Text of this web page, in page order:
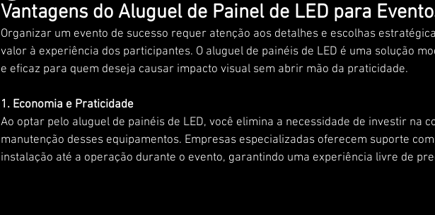
Vantagens do Aluguel de Painel de LED para
Organizar um evento de sucesso requer atenção aos detalhes e escolhas
valor à experiência dos participantes. O aluguel de painéis de LED é uma solução
e eficaz para quem deseja causar impacto visual sem abrir mão da praticidade.
1. Economia e Praticidade
Ao optar pelo aluguel de painéis de LED, você elimina a necessidade de investir na
manutenção desses equipamentos. Empresas especializadas oferecem suporte
instalação até a operação durante o evento, garantindo uma experiência livre de